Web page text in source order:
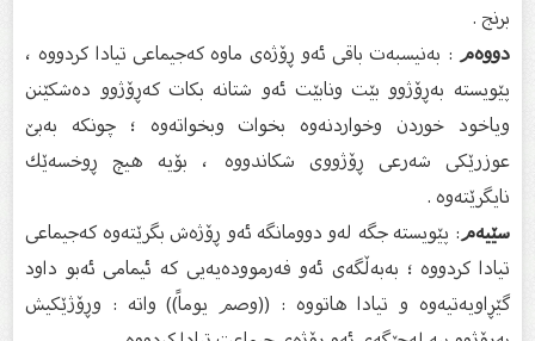
برنج .
دووه‌م: به‌نیسبه‌ت باقی ئه‌و ڕۆژه‌ی ماوه‌ كه‌جیماعی تیادا كردووه‌ ،
پێویسته‌ به‌ڕۆژوو بێت ونابێت ئه‌و شتانه‌ بكات كه‌ڕۆژوو ده‌شكێنن
ویاخود خوردن وخواردنه‌وه‌ بخوات وبخواته‌وه‌ ؛ چونكه‌ به‌بێ
عوزرێكی شه‌رعی ڕۆژووی شكاندووه‌ ، بۆیه‌ هیچ ڕوخسه‌ێك
نایگرێته‌وه‌ .
سێیه‌م: پێویسته‌ جگه‌ له‌و دوومانگه‌ ئه‌و ڕۆژه‌ش بگرێته‌وه‌ كه‌جیماعی
تیادا كردووه‌ ؛ به‌به‌ڵگه‌ی ئه‌و فه‌رمووده‌یه‌یی كه‌ ئیمامی ئه‌بو داود
گێڕاویه‌تیه‌وه‌ و تیادا هاتووه‌ : ((وصم یوماً)) واته‌ : وڕۆژێكیش